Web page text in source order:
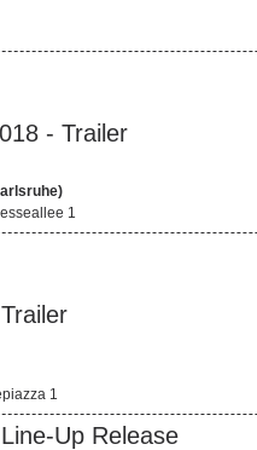
- Trailer
1
1
Up Release